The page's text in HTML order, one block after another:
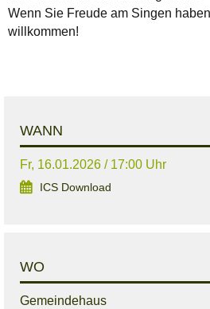
Wenn Sie Freude am Singen
willkommen!
WANN
Fr, 16.01.2026 / 17:00 Uhr
ICS Download
WO
Gemeindehaus